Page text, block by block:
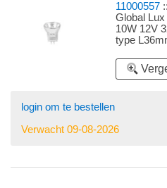
11000557
Global
10W 12V
type
detailfoto
login om te bestellen
Verwacht 09-08-2026